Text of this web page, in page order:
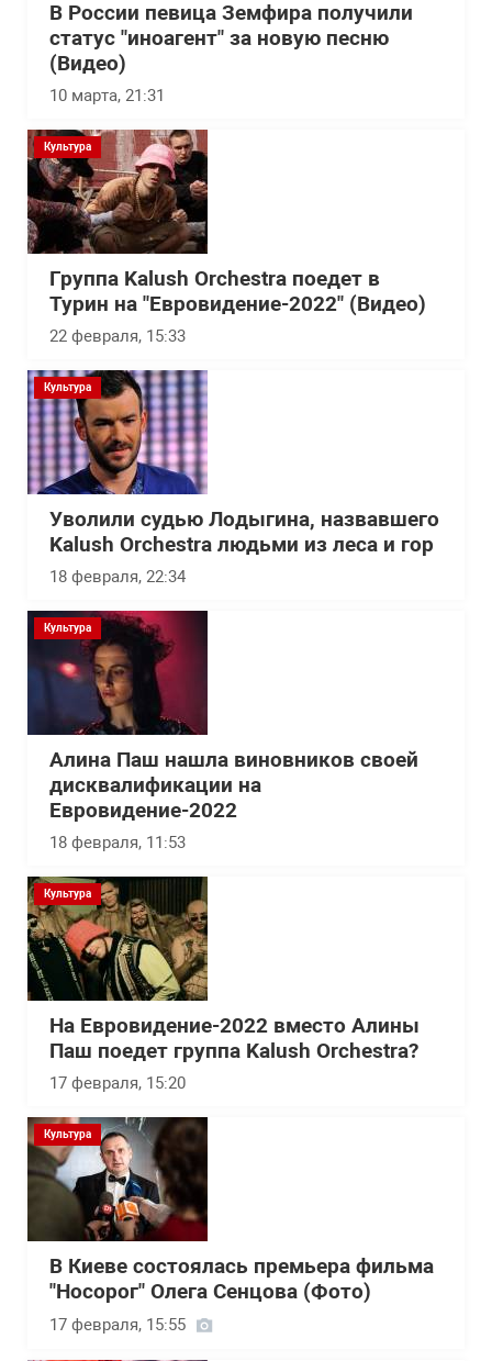
В России певица Земфира получили
статус "иноагент" за новую песню
(Видео)
10 марта, 21:31
Культура
Группа Kalush Orchestra поедет в
Турин на "Евровидение-2022" (Видео)
22 февраля, 15:33
Культура
Уволили судью Лодыгина, назвавшего
Kalush Orchestra людьми из леса и гор
18 февраля, 22:34
Культура
Алина Паш нашла виновников своей
дисквалификации на
Евровидение-2022
18 февраля, 11:53
Культура
На Евровидение-2022 вместо Алины
Паш поедет группа Kalush Orchestra?
17 февраля, 15:20
Культура
В Киеве состоялась премьера фильма
"Носорог" Олега Сенцова (Фото)
17 февраля, 15:55